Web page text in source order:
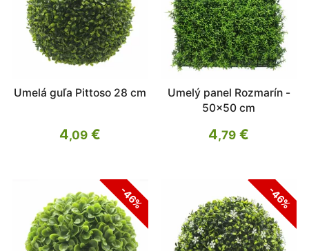
Umelá guľa Pittoso 28 cm
4,09 €
Umelý panel Rozmarín -
50x50 cm
4,79 €
-46% -46%